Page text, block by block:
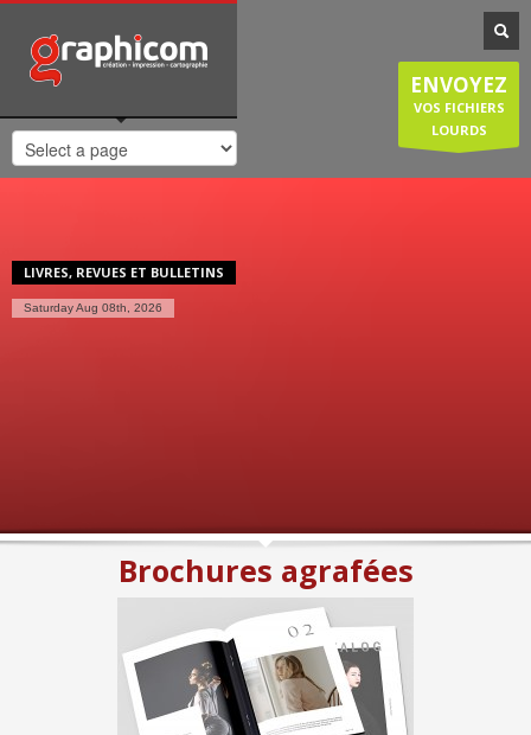
NOTRE SPÉCIALISATION
Notre entreprise familiale est spécialisée dans la cartographie, les
plans de ville, mais est également compétente en infographie, en
création graphique, en impression grâce à nos presses numériques
de haute qualité. Nous réalisons également des sites internet et
couvrons donc une large demande des entreprises et particuliers.
Vendredi: 8:30-12:30/14:00-18:00
Samedi/Dimanche: Fermé.
ENVOYEZ
VOS FICHIERS
LOURDS
LIVRES, REVUES ET BULLETINS
Saturday Aug 08th, 2026
Brochures agrafées